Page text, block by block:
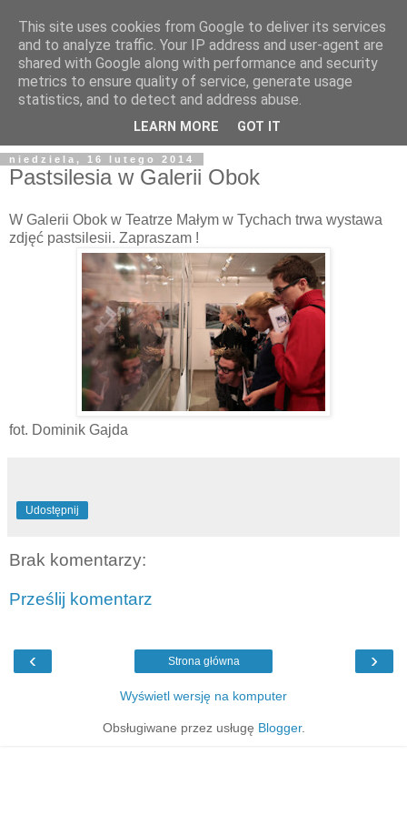
niedziela, 16 lutego 2014
Pastsilesia w Galerii Obok
W Galerii Obok w Teatrze Małym w Tychach trwa wystawa
zdjęć pastsilesii. Zapraszam !
fot. Dominik Gajda
Udostępnij
Brak komentarzy:
Prześlij komentarz
‹ ›
Strona główna
Wyświetl wersję na komputer
Obsługiwane przez usługę Blogger.
This site uses cookies from Google to deliver its services
and to analyze traffic. Your IP address and user-agent are
shared with Google along with performance and security
metrics to ensure quality of service, generate usage
statistics, and to detect and address abuse.
LEARN MORE GOT IT